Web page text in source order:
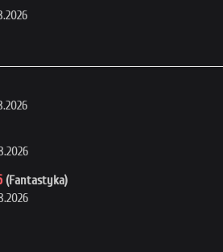
(Fantastyka)